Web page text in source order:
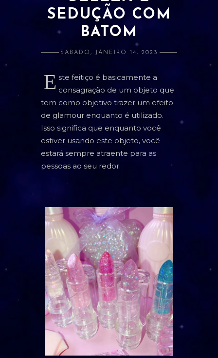
ATRAÇÃO E AMOR PRÓPRIO
BANIMENTO
CLARIVIDÊNCIA
DINHEIRO
PROSPERIDADE
PROTEÇÃO
SAÚDE
TAROT
BARALHO CIGANO
CARTOMANCIA
BARALHO VOVÓ CIGANA
RUNAS NÓRDICAS
RUNAS DE BRUXA
GRIMÓRIO
SEDUÇÃO COM
BATOM
SÁBADO, JANEIRO 14, 2023
E ste feitiço é basicamente a
consagração de um objeto que
tem como objetivo trazer um efeito
de glamour enquanto é utilizado.
Isso significa que enquanto você
estiver usando este objeto, você
estará sempre atraente para as
pessoas ao seu redor.